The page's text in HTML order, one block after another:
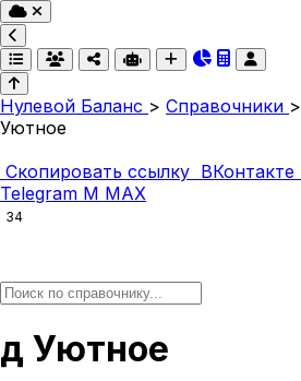
Нулевой Баланс > Справочники >
Уютное
Скопировать ссылку ВКонтакте
Telegram M MAX
34
д Уютное